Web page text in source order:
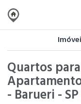
Quartos
- Barueri - SP